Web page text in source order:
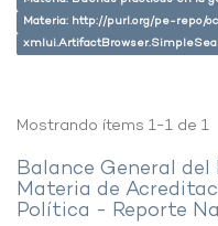
Materia: http://purl.org/pe-repo/
Mostrando ítems 1-1 de 1
Balance General del
Materia de
Política - Reporte